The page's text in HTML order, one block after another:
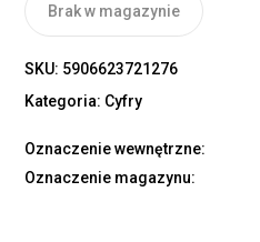
Brak w magazynie
SKU: 5906623721276
Kategoria: Cyfry
Oznaczenie wewnętrzne:
Oznaczenie magazynu: